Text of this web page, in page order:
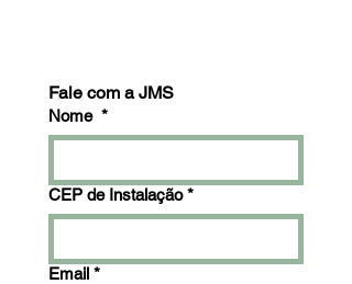
Fale com a JMS
Nome *
CEP de Instalação *
Email *